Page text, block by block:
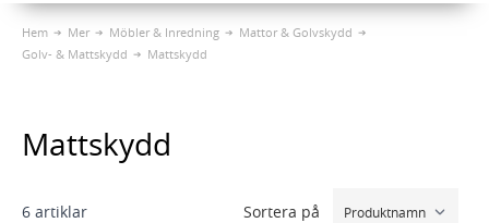
Hem Mer Möbler & Inredning
Mattor & Golvskydd
Golv- & Mattskydd
Mattskydd
Mattskydd
6 artiklar Sortera på